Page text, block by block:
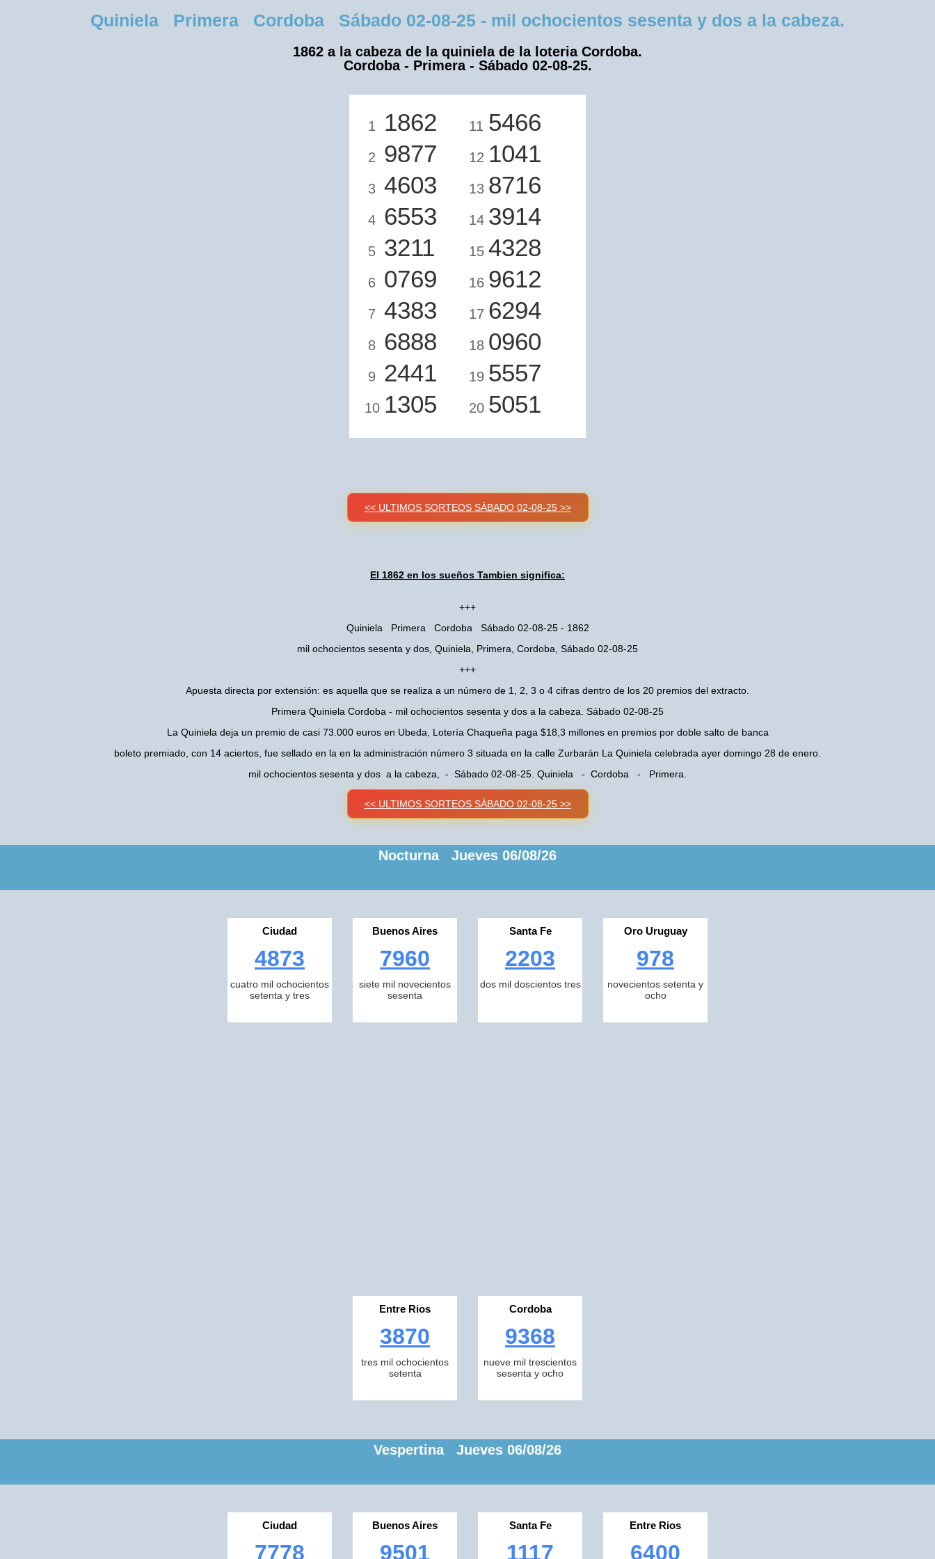
Quiniela Primera Cordoba Sábado 02-08-25 - mil ochocientos sesenta y dos a la cabeza.
1862 a la cabeza de la quiniela de la loteria Cordoba.
Cordoba - Primera - Sábado 02-08-25.
1 1862
2 9877
3 4603
4 6553
5 3211
6 0769
7 4383
8 6888
9 2441
10 1305
11 5466
12 1041
13 8716
14 3914
15 4328
16 9612
17 6294
18 0960
19 5557
20 5051
<< ULTIMOS SORTEOS SÁBADO 02-08-25 >>
El 1862 en los sueños Tambien significa:
+++
Quiniela Primera Cordoba Sábado 02-08-25 - 1862
mil ochocientos sesenta y dos, Quiniela, Primera, Cordoba, Sábado 02-08-25
+++
Apuesta directa por extensión: es aquella que se realiza a un número de 1, 2, 3 o 4 cifras dentro de los 20 premios del extracto.
Primera Quiniela Cordoba - mil ochocientos sesenta y dos a la cabeza. Sábado 02-08-25
La Quiniela deja un premio de casi 73.000 euros en Ubeda, Lotería Chaqueña paga $18,3 millones en premios por doble salto de banca
boleto premiado, con 14 aciertos, fue sellado en la en la administración número 3 situada en la calle Zurbarán La Quiniela celebrada ayer domingo 28 de enero.
mil ochocientos sesenta y dos a la cabeza, - Sábado 02-08-25. Quiniela - Cordoba - Primera.
<< ULTIMOS SORTEOS SÁBADO 02-08-25 >>
Nocturna Jueves 06/08/26
Ciudad
4873
cuatro mil ochocientos
setenta y tres
Buenos Aires
7960
siete mil novecientos
sesenta
Santa Fe
2203
dos mil doscientos tres
Oro Uruguay
978
novecientos setenta y
ocho
Entre Rios
3870
tres mil ochocientos
setenta
Cordoba
9368
nueve mil trescientos
sesenta y ocho
Vespertina Jueves 06/08/26
Ciudad
7778
Buenos Aires
9501
Santa Fe
1117
Entre Rios
6400